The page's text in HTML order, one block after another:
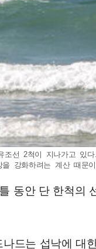
선 2척이 지나가고
강화하려는 계산 때문이
동안 단 한척의
드는 섭낙에